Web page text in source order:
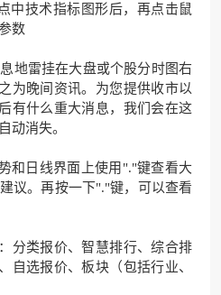
中技术指标图形后，再点击鼠
数
地雷挂在大盘或个股分时图右
为晚间资讯。为您提供收市以
有什么重大消息，我们会在这
动消失。
和日线界面上使用"."键查看大
议。再按一下"."键，可以查看
分类报价、智慧排行、综合排
自选报价、板块（包括行业、